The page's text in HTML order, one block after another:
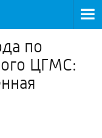
по
ЦГМС: